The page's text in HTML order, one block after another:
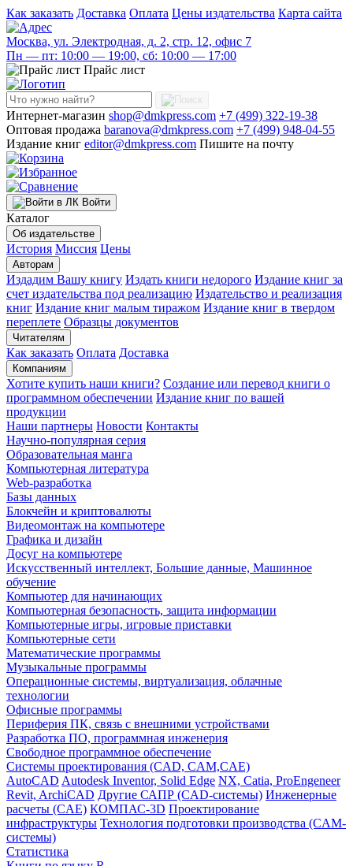
Как заказать Доставка Оплата Цены издательства Карта сайта
Москва, ул. Электродная, д. 2, стр. 12, офис 7
Пн — пт: 10:00 — 19:00, сб: 10:00 — 17:00
Прайс лист
Интернет-магазин shop@dmkpress.com +7 (499) 322-19-38
Оптовая продажа baranova@dmkpress.com +7 (499) 948-04-55
Издание книг editor@dmkpress.com Пишите на почту
Войти
Каталог
Об издательстве
История Миссия Цены
Авторам
Издадим Вашу книгу Издать книги недорого Издание книг за
счет издательства под реализацию Издательство и реализация
книг Издание книг малым тиражом Издание книг в твердом
переплете Образцы документов
Читателям
Как заказать Оплата Доставка
Компаниям
Хотите купить наши книги? Создание или перевод книги о
программном обеспечении Издание книг по вашей
продукции
Наши партнеры Новости Контакты
Научно-популярная серия
Образовательная манга
Компьютерная литература
Web-разработка
Базы данных
Блокчейн и криптовалюты
Видеомонтаж на компьютере
Графика и дизайн
Досуг на компьютере
Искусственный интеллект, Большие данные, Машинное
обучение
Компьютер для начинающих
Компьютерная безопасность, защита информации
Компьютерные игры, игровые приставки
Компьютерные сети
Математические программы
Музыкальные программы
Операционные системы, виртуализация, облачные
технологии
Офисные программы
Периферия ПК, связь с внешними устройствами
Разработка ПО, программная инженерия
Свободное программное обеспечение
Системы проектирования (CAD, CAM,CAE)
AutoCAD Autodesk Inventor, Solid Edge NX, Catia, ProEngeneer
Revit, ArchiCAD Другие САПР (CAD-системы) Инженерные
расчеты (CAE) КОМПАС-3D Проектирование
инфраструктуры Технология подготовки производства (CAM-
системы)
Статистика